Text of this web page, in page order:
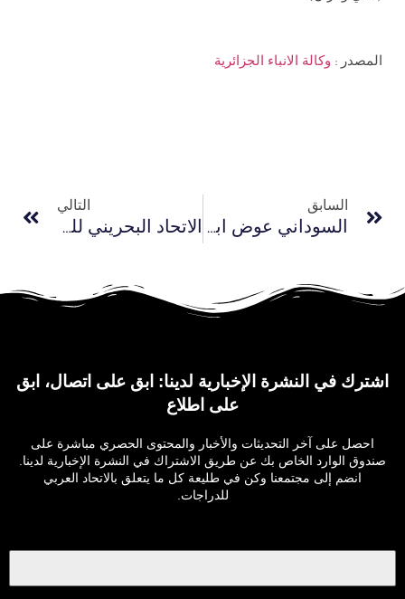
المصدر : وكالة الانباء الجزائرية
السابق
السوداني عوض ابراهيم يشارك في دولية الدراجات باريتريا.
التالي
الاتحاد البحريني للدراجات الهوائية يستعد لإفتتاح موسمه الجديد
اشترك في النشرة الإخبارية لدينا: ابق على اتصال، ابق
على اطلاع
احصل على آخر التحديثات والأخبار والمحتوى الحصري مباشرة على
صندوق الوارد الخاص بك عن طريق الاشتراك في النشرة الإخبارية لدينا.
انضم إلى مجتمعنا وكن في طليعة كل ما يتعلق بالاتحاد العربي
للدراجات.